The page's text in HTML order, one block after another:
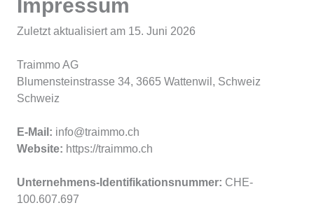
Impressum
Zuletzt aktualisiert am 15. Juni 2026
Traimmo AG
Blumensteinstrasse 34, 3665 Wattenwil, Schweiz
Schweiz
E-Mail: info@traimmo.ch
Website: https://traimmo.ch
Unternehmens-Identifikationsnummer: CHE-
100.607.697